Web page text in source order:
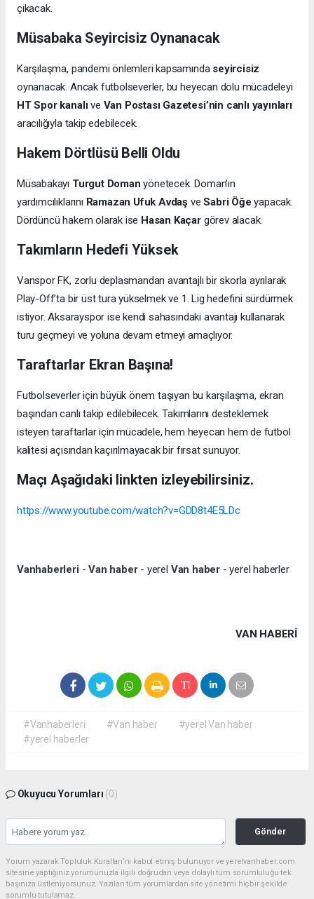
çıkacak.
Müsabaka Seyircisiz Oynanacak
Karşılaşma, pandemi önlemleri kapsamında seyircisiz
oynanacak. Ancak futbolseverler, bu heyecan dolu mücadeleyi
HT Spor kanalıve Van Postası Gazetesi’nin canlı yayınları
aracılığıyla takip edebilecek.
Hakem Dörtlüsü Belli Oldu
Müsabakayı Turgut Doman yönetecek. Doman’ın
yardımcılıklarını Ramazan Ufuk Avdaş veSabri Öğe yapacak.
Dördüncü hakem olarak ise Hasan Kaçargörev alacak.
Takımların Hedefi Yüksek
Vanspor FK, zorlu deplasmandan avantajlı bir skorla ayrılarak
Play-Off’ta bir üst tura yükselmek ve 1. Lig hedefini sürdürmek
istiyor. Aksarayspor ise kendi sahasındaki avantajı kullanarak
turu geçmeyi ve yoluna devam etmeyi amaçlıyor.
Taraftarlar Ekran Başına!
Futbolseverler için büyük önem taşıyan bu karşılaşma, ekran
başından canlı takip edilebilecek. Takımlarını desteklemek
isteyen taraftarlar için mücadele, hem heyecan hem de futbol
kalitesi açısından kaçırılmayacak bir fırsat sunuyor.
Maçı Aşağıdaki linkten izleyebilirsiniz.
https://www.youtube.com/watch?v=GDD8t4E5LDc
Vanhaberleri -Van haber - yerel Van haber - yerel haberler
VAN HABERİ
#Vanhaberleri #Van haber
#yerel Van haber
#yerel haberler
Okuyucu Yorumları (0)
Gönder
Yorum yazarak Topluluk Kuralları’nı kabul etmiş bulunuyor ve yerelvanhaber.com
sitesine yaptığınız yorumunuzla ilgili doğrudan veya dolaylı tüm sorumluluğu tek
başınıza üstleniyorsunuz. Yazılan tüm yorumlardan site yönetimi hiçbir şekilde
sorumlu tutulamaz.